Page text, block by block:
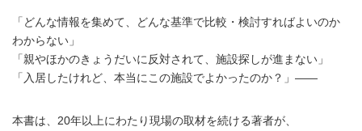
「どんな情報を集めて、どんな基準で比較・検討すればよいのか
わからない」
「親やほかのきょうだいに反対されて、施設探しが進まない」
「入居したけれど、本当にこの施設でよかったのか？」――
本書は、20年以上にわたり現場の取材を続ける著者が、